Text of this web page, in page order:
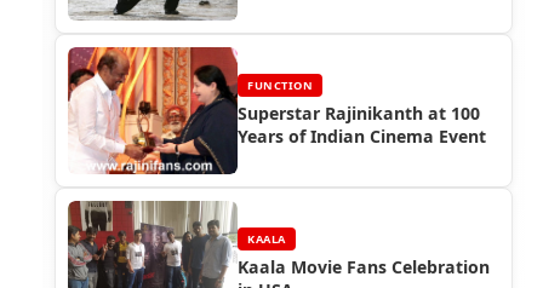
FUNCTION
Superstar Rajinikanth at 100
Years of Indian Cinema Event
KAALA
Kaala Movie Fans Celebration